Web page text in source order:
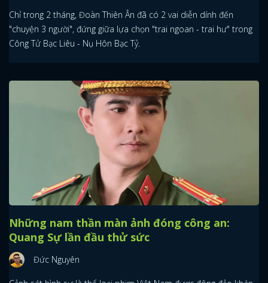
Chỉ trong 2 tháng, Đoàn Thiên Ân đã có 2 vai diễn dính đến
"chuyện 3 người", đứng giữa lựa chọn "trai ngoan - trai hư" trong
Công Tử Bạc Liêu - Nụ Hôn Bạc Tỷ.
Những nam thần màn ảnh đóng công an:
Quang Sự lần đầu thử sức
Đức Nguyên